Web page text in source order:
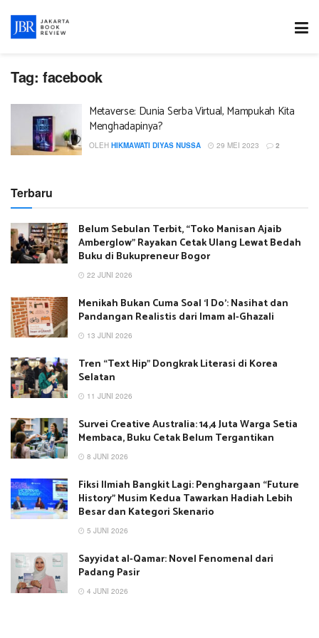
Tag: facebook
Metaverse: Dunia Serba Virtual, Mampukah Kita
Menghadapinya?
OLEH HIKMAWATI DIYAS NUSSA 29 MEI 2023 2
Terbaru
Belum Sebulan Terbit, “Toko Manisan Ajaib
Amberglow” Rayakan Cetak Ulang Lewat Bedah
Buku di Bukupreneur Bogor
22 JUNI 2026
Menikah Bukan Cuma Soal ‘I Do’: Nasihat dan
Pandangan Realistis dari Imam al-Ghazali
13 JUNI 2026
Tren “Text Hip” Dongkrak Literasi di Korea
Selatan
11 JUNI 2026
Survei Creative Australia: 14,4 Juta Warga Setia
Membaca, Buku Cetak Belum Tergantikan
8 JUNI 2026
Fiksi Ilmiah Bangkit Lagi: Penghargaan “Future
History” Musim Kedua Tawarkan Hadiah Lebih
Besar dan Kategori Skenario
5 JUNI 2026
Sayyidat al-Qamar: Novel Fenomenal dari
Padang Pasir
4 JUNI 2026